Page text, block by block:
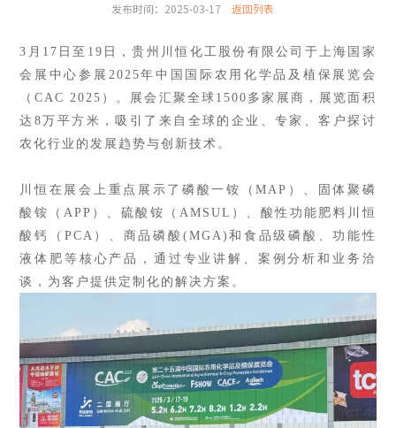
发布时间：2025-03-17 返回列表
3月17 日至 19日，贵州川恒 化工股份 有限公司 于上海国家
会展中心参展 2025年中国国际农用化学品及植保展览会
（CAC 2025）。展会汇聚全球1500多家展商，展览面积
达8万平方米，吸引了来自全球的 企业、专家、客户探讨
农化行业的发展趋势与创新技术。
川恒在展会上重点展示了磷酸一铵 （MAP ） 、固体聚磷
酸铵（ APP）、硫酸铵 （ AMSUL ） 、 酸性功能肥料川恒
酸钙（ PCA）、 商品磷酸 (MGA)和食品级磷酸 、功能性
液体肥 等 核心 产品 ， 通过专业讲解、案例分析和 业务洽
谈 ，为客户提供定制化的解决方案。